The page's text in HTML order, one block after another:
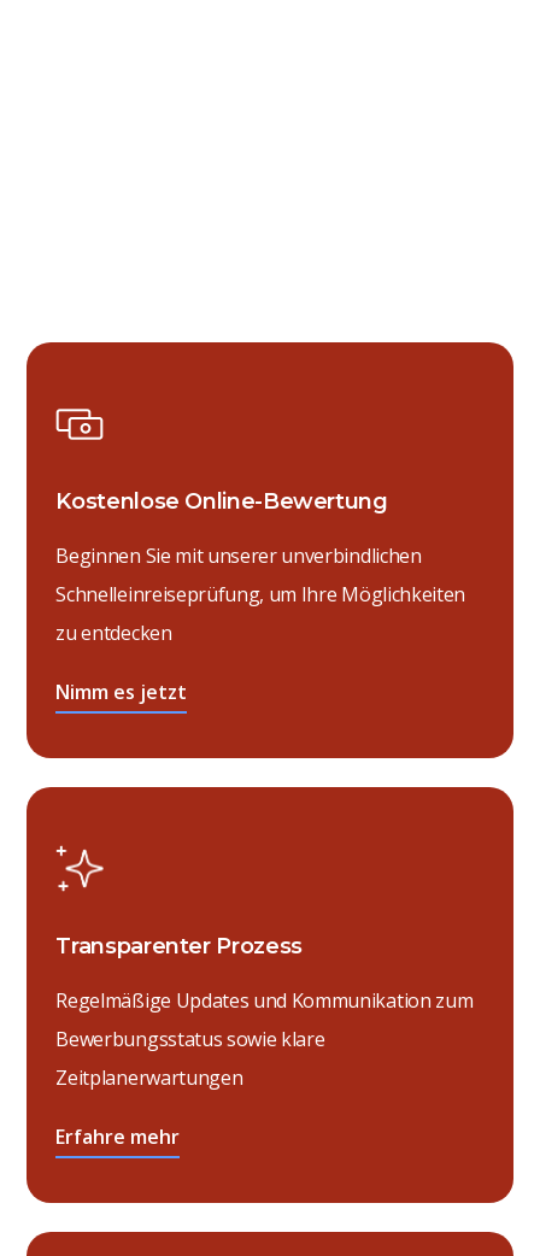
Kostenlose Online-Bewertung
Beginnen Sie mit unserer unverbindlichen
Schnelleinreiseprüfung, um Ihre Möglichkeiten
zu entdecken
Nimm es jetzt
Transparenter Prozess
Regelmäßige Updates und Kommunikation zum
Bewerbungsstatus sowie klare
Zeitplanerwartungen
Erfahre mehr